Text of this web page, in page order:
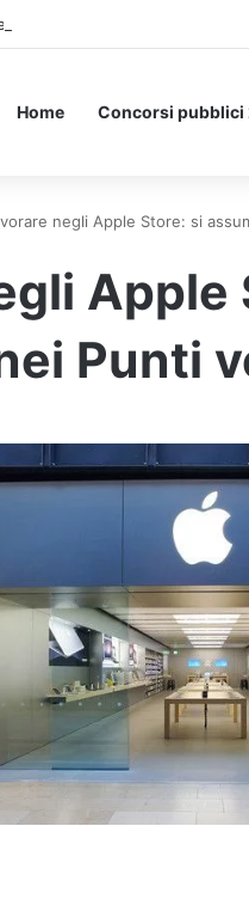
Pagati per Stare a Letto: ecco
Home Concorsi pubblici
negli Apple Store: si
Apple
Punti